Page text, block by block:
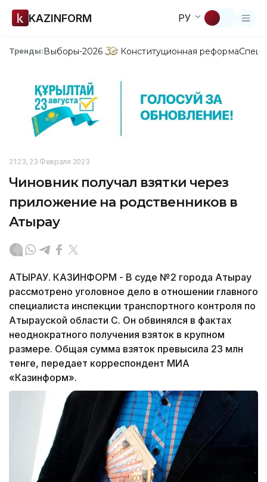
KAZINFORM РУ
Тренды:Выборы-2026 Конституционная реформа
21:23, 23 Февраля 2023
Чиновник получал взятки через
приложение на родственников в
Атырау
АТЫРАУ. КАЗИНФОРМ - В суде №2 города Атырау
рассмотрено уголовное дело в отношении главного
специалиста инспекции транспортного контроля по
Атырауской области С. Он обвинялся в фактах
неоднократного получения взяток в крупном
размере. Общая сумма взяток превысила 23 млн
тенге, передает корреспондент МИА
«Казинформ».